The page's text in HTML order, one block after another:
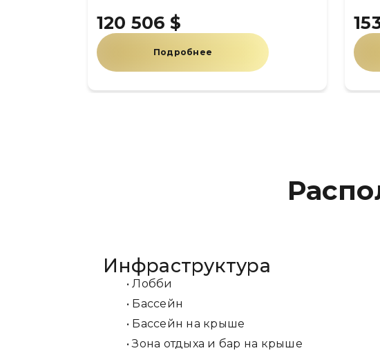
120 506 $
Подробнее
Инфраструктура
• Лобби
• Бассейн
• Бассейн на крыше
• Зона отдыха и бар на крыше